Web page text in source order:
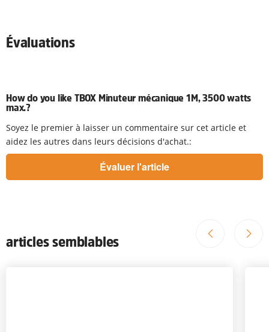
Évaluations
How do you like TBOX Minuteur mécanique 1M, 3500 watts
max.?
Soyez le premier à laisser un commentaire sur cet article et
aidez les autres dans leurs décisions d'achat.:
articles semblables